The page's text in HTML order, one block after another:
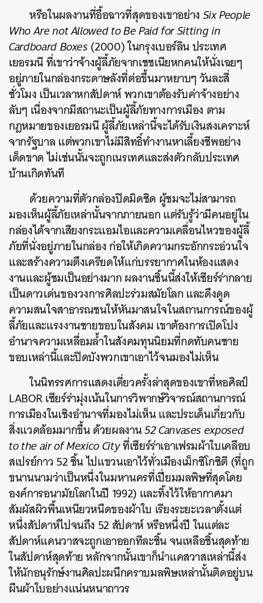
หรือในผลงานที่อื้อฉาวที่สุดของเขาอย่างSix People
Who Are not Allowed to Be Paid for Sitting in
Cardboard Boxes(2000) ในกรุงเบอร์ลิน ประเทศ
เยอรมนี ที่เขาว่าจ้างผู้ลี้ภัยจากเชชเนียหกคนให้นั่งเฉยๆ
อยู่ภายในกล่องกระดาษลังที่ต่อขึ้นมาหยาบๆ วันละสี่
ชั่วโมง เป็นเวลาหกสัปดาห์ พวกเขาต้องรับค่าจ้างอย่าง
ลับๆ เนื่องจากมีสถานะเป็นผู้ลี้ภัยทางการเมือง ตาม
กฎหมายของเยอรมนี ผู้ลี้ภัยเหล่านี้จะได้รับเงินสงเคราะห์
จากรัฐบาล แต่พวกเขาไม่มีสิทธิ์ทำงานหาเลี้ยงชีพอย่าง
เด็ดขาด ไม่เช่นนั้นจะถูกเนรเทศและส่งตัวกลับประเทศ
บ้านเกิดทันที
ด้วยความที่ตัวกล่องปิดมิดชิด ผู้ชมจะไม่สามารถ
มองเห็นผู้ลี้ภัยเหล่านั้นจากภายนอก แต่รับรู้ว่ามีคนอยู่ใน
กล่องได้จากเสียงกระแอมไอและความเคลื่อนไหวของผู้ลี้
ภัยที่นั่งอยู่ภายในกล่อง ก่อให้เกิดความกระอักกระอ่วนใจ
และสร้างความตึงเครียดให้แก่บรรยากาศในห้องแสดง
งานและผู้ชมเป็นอย่างมาก ผลงานชิ้นนี้ส่งให้เซียร์ร่ากลาย
เป็นดาวเด่นของวงการศิลปะร่วมสมัยโลก และดึงดูด
ความสนใจสาธารณชนให้หันมาสนใจในสถานการณ์ของผู้
ลี้ภัยและแรงงานชายขอบในสังคม เขาต้องการเปิดโปง
อำนาจความเหลื่อมล้ำในสังคมทุนนิยมที่กดทับคนชาย
ขอบเหล่านี้และปิดบังพวกเขาเอาไว้จนมองไม่เห็น
ในนิทรรศการแสดงเดี่ยวครั้งล่าสุดของเขาที่หอศิลป์
LABOR เซียร์ร่ามุ่งเน้นในการวิพากษ์วิจารณ์สถานการณ์
การเมืองในเชิงอำนาจที่มองไม่เห็น และประเด็นเกี่ยวกับ
สิ่งแวดล้อมมากขึ้น ด้วยผลงาน52 Canvases exposed
to the air of Mexico Cityที่เซียร์ร่าเอาเฟรมผ้าใบเคลือบ
สเปรย์กาว 52 ชิ้น ไปแขวนเอาไว้ทั่วเมืองเม็กซิโกซิตี (ที่ถูก
ขนานนามว่าเป็นหนึ่งในมหานครที่เปี่ยมมลพิษที่สุดโดย
องค์การอนามัยโลกในปี 1992) และทิ้งไว้ให้อากาศมา
สัมผัสผิวพื้นเหนียวหนืดของผ้าใบ เรียงระยะเวลาตั้งแต่
หนึ่งสัปดาห์ไปจนถึง 52 สัปดาห์ หรือหนึ่งปีในแต่ละ
สัปดาห์แคนวาสจะถูกเอาออกทีละชิ้น จนเหลือชิ้นสุดท้าย
ในสัปดาห์สุดท้าย หลักจากนั้นเขาก็นำแคสวาสเหล่านี้ส่ง
ให้นักอนุรักษ์งานศิลปะผนึกคราบมลพิษเหล่านั้นติดอยู่บน
ผืนผ้าใบอย่างแน่นหนาถาวร
SHARE TWEET LINE EMAIL